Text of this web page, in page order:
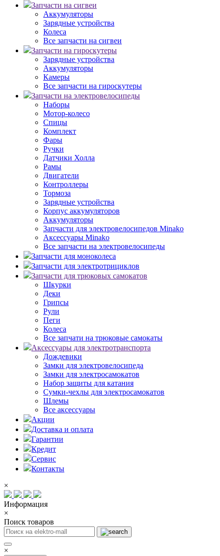
Запчасти на сигвеи
Аккумуляторы
Зарядные устройства
Колеса
Все запчасти на сигвеи
Запчасти на гироскутеры
Зарядные устройства
Аккумуляторы
Камеры
Все запчасти на гироскутеры
Запчасти на электровелосипеды
Наборы
Мотор-колесо
Спицы
Комплект
Фары
Ручки
Датчики Холла
Рамы
Двигатели
Контроллеры
Тормоза
Зарядные устройства
Корпус аккумуляторов
Аккумуляторы
Запчасти для электровелосипедов Minako
Аксессуары Minako
Все запчасти на электровелосипеды
Запчасти для моноколеса
Запчасти для электротрициклов
Запчасти для трюковых самокатов
Шкурки
Деки
Грипсы
Рули
Пеги
Колеса
Все запчати на трюковые самокаты
Аксессуары для электротранспорта
Дождевики
Замки для электровелосипеда
Замки для электросамокатов
Набор защиты для катания
Сумки-чехлы для электросамокатов
Шлемы
Все аксессуары
Акции
Доставка и оплата
Гарантии
Кредит
Сервис
Контакты
×
Информация
×
Поиск товаров
×